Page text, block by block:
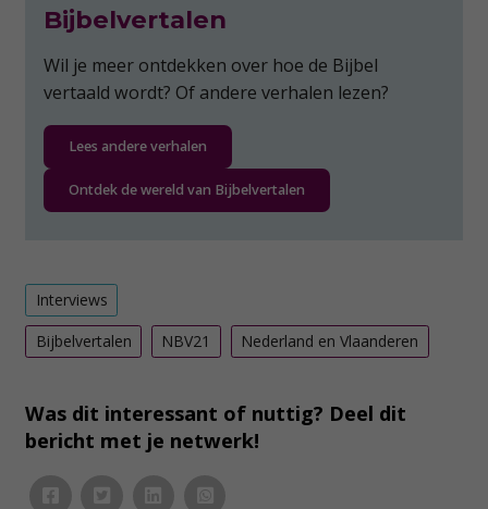
Bijbelvertalen
Wil je meer ontdekken over hoe de Bijbel
vertaald wordt? Of andere verhalen lezen?
Lees andere verhalen
Ontdek de wereld van Bijbelvertalen
Interviews
Bijbelvertalen NBV21 Nederland en Vlaanderen
Was dit interessant of nuttig? Deel dit
bericht met je netwerk!